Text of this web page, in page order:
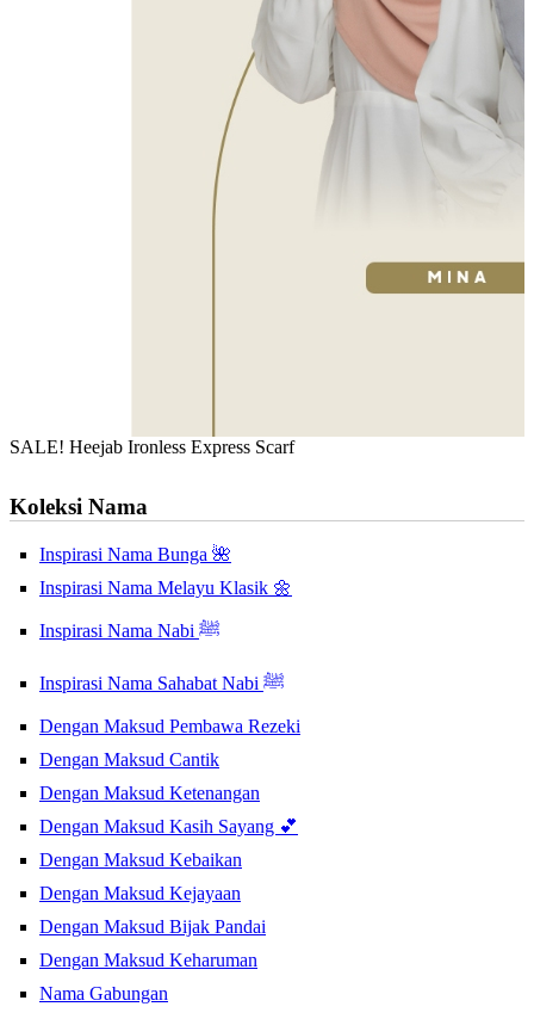
SALE! Heejab Ironless Express Scarf
Koleksi Nama
Inspirasi Nama Bunga 🌺
Inspirasi Nama Melayu Klasik 🌼
Inspirasi Nama Nabi ﷺ
Inspirasi Nama Sahabat Nabi ﷺ
Dengan Maksud Pembawa Rezeki
Dengan Maksud Cantik
Dengan Maksud Ketenangan
Dengan Maksud Kasih Sayang 💕
Dengan Maksud Kebaikan
Dengan Maksud Kejayaan
Dengan Maksud Bijak Pandai
Dengan Maksud Keharuman
Nama Gabungan